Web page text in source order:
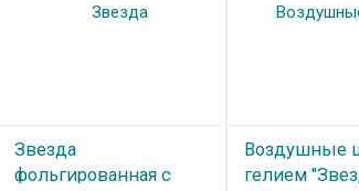
Звезда
фольгированная с
Воздушные
гелием